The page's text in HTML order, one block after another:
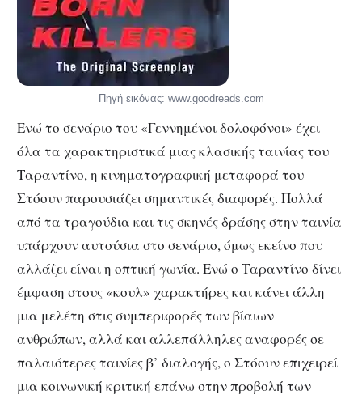
Πηγή εικόνας: www.goodreads.com
Ενώ το σενάριο του «Γεννημένοι δολοφόνοι» έχει
όλα τα χαρακτηριστικά μιας κλασικής ταινίας του
Ταραντίνο, η κινηματογραφική μεταφορά του
Στόουν παρουσιάζει σημαντικές διαφορές. Πολλά
από τα τραγούδια και τις σκηνές δράσης στην ταινία
υπάρχουν αυτούσια στο σενάριο, όμως εκείνο που
αλλάζει είναι η οπτική γωνία. Ενώ ο Ταραντίνο δίνει
έμφαση στους «κουλ» χαρακτήρες και κάνει άλλη
μια μελέτη στις συμπεριφορές των βίαιων
ανθρώπων, αλλά και αλλεπάλληλες αναφορές σε
παλαιότερες ταινίες β’ διαλογής, ο Στόουν επιχειρεί
μια κοινωνική κριτική επάνω στην προβολή των